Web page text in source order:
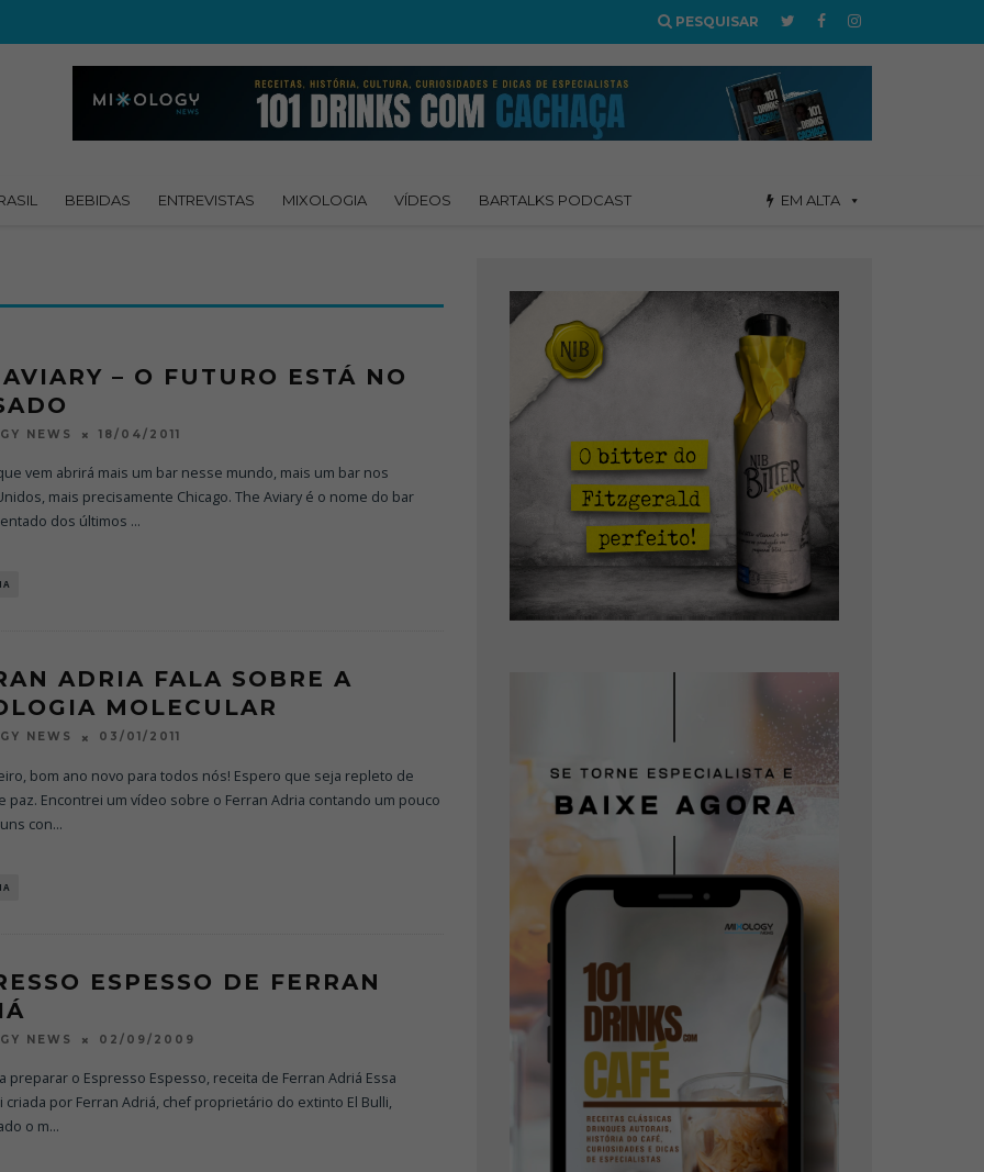
PESQUISAR
BEBIDAS ENTREVISTAS MIXOLOGIA VÍDEOS BARTALKS PODCAST EM ALTA
– O FUTURO ESTÁ NO
NEWS 18/04/2011
vem abrirá mais um bar nesse mundo, mais um bar nos
mais precisamente Chicago. The Aviary é o nome do bar
dos últimos ...
ADRIA FALA SOBRE A
MOLECULAR
NEWS 03/01/2011
bom ano novo para todos nós! Espero que seja repleto de
paz. Encontrei um vídeo sobre o Ferran Adria contando um pouco
con...
ESPESSO DE FERRAN
NEWS 02/09/2009
preparar o Espresso Espesso, receita de Ferran Adriá Essa
criada por Ferran Adriá, chef proprietário do extinto El Bulli,
o m...